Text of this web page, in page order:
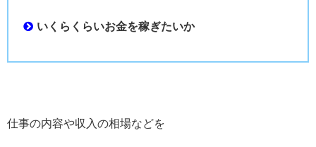
いくらくらいお金を稼ぎたいか
仕事の内容や収入の相場などを